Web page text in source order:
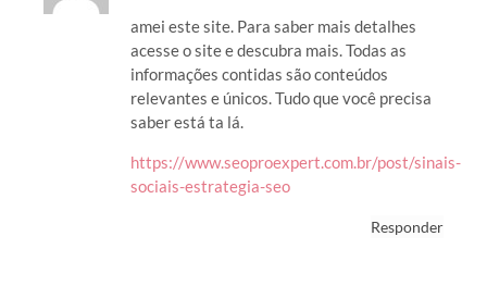
amei este site. Para saber mais detalhes
acesse o site e descubra mais. Todas as
informações contidas são conteúdos
relevantes e únicos. Tudo que você precisa
saber está ta lá.
https://www.seoproexpert.com.br/post/sinais-
sociais-estrategia-seo
Responder